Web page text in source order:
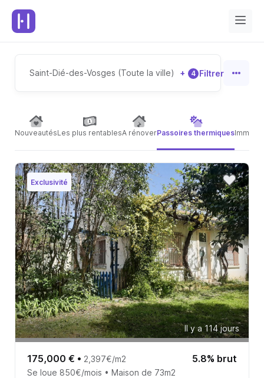
Saint-Dié-des-Vosges (Toute la ville) + 4 Filtrer
NouveautésLes plus rentablesA rénoverPassoires thermiques
Exclusivité
Il y a 114 jours
175,000 € • 2,397€/m2 5.8% brut
Se loue 850€/mois • Maison de 73m2